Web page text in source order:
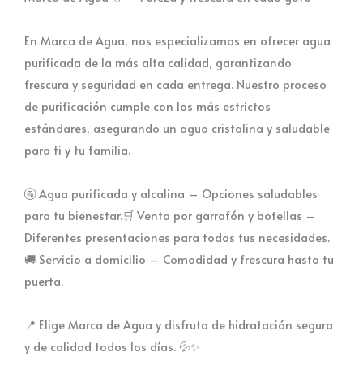
En Marca de Agua, nos especializamos en ofrecer agua
purificada de la más alta calidad, garantizando
frescura y seguridad en cada entrega. Nuestro proceso
de purificación cumple con los más estrictos
estándares, asegurando un agua cristalina y saludable
para ti y tu familia.
🚰 Agua purificada y alcalina – Opciones saludables
para tu bienestar.🛒 Venta por garrafón y botellas –
Diferentes presentaciones para todas tus necesidades.
🚚 Servicio a domicilio – Comodidad y frescura hasta tu
puerta.
📍 Elige Marca de Agua y disfruta de hidratación segura
y de calidad todos los días. 💦✨